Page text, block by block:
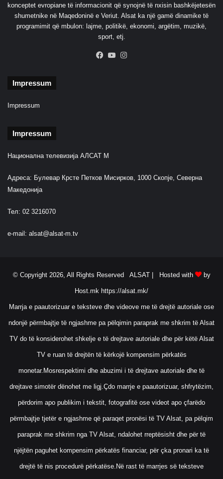
konceptet evropiane të informacionit që synojnë të nxisin bashkëjetesën
shumetnike në Maqedoninë e Veriut. Alsat ka një gamë dinamike të
programimit që mbulon: lajme, politikë, ekonomi, argëtim, muzikë,
sport, etj.
Facebook
YouTube
Impressum
Impressum
Impressum
Национална телевизија АЛСАТ М
Адреса: Булевар Крсте Петков Мисирков, 1000 Скопје, Северна
Македонија
Тел: 02 3216070
e-mail: alsat@alsat-m.tv
© Copyright 2026, All Rights Reserved ALSAT | Hosted with by
Host.mk https://alsat.mk/
Marrja e paautorizuar e teksteve dhe videove me të drejtë autoriale ose
ndonjë përmbajtje të ngjashme pa pëlqimin paraprak me shkrim të Alsat
TV do të konsiderohet shkelje e të drejtave autoriale dhe për këtë Alsat
TV e ruan të drejtën të kërkojë kompensim përkatës
monetar.Mosrespektimi dhe abuzimi i të drejtave autoriale dhe të
drejtave simotër dënohet me ligj.Çdo marrje e paautorizuar, shfrytëzim,
përdorim apo publikim i tekstit, fotografitë ose videot apo çfarëdo
përmbajtje tjetër e ngjashme që paraqet pronësi të TV Alsat, pa pëlqim
paraprak me shkrim nga TV Alsat, ndalohet rreptësisht dhe për të
njëjtën paguhet kompensim përkatës financiar, për çka pronari ka të
drejtë të nis procedurë përkatëse.Në rast të marrjes së teksteve